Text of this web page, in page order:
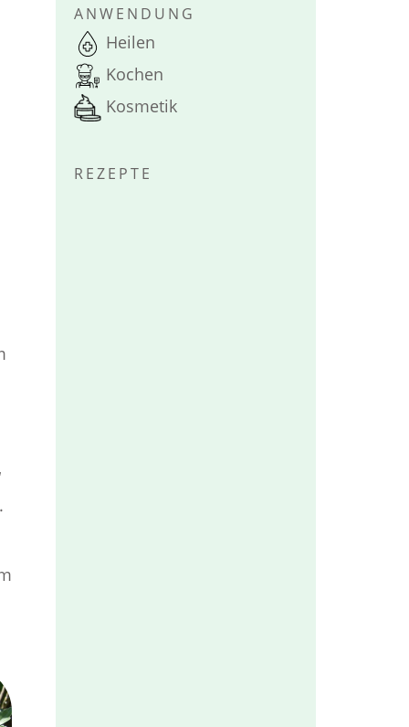
ANWENDUNG
Heilen
Kochen
Kosmetik
REZEPTE